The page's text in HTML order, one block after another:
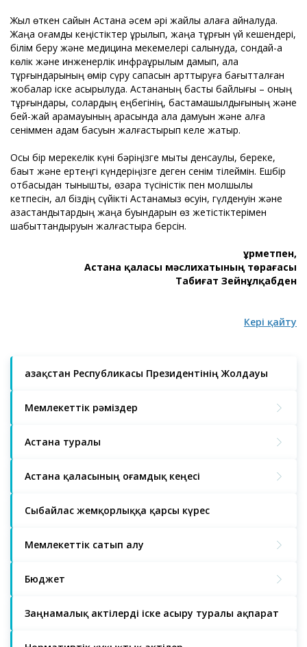
Қазақстан Республикасы Президентінің Жолдауы
Мемлекеттік рәміздер
Астана туралы
Астана қаласының Қоғамдық кеңесі
Сыбайлас жемқорлыққа қарсы күрес
Мемлекеттік сатып алу
Бюджет
Заңнамалық актілерді іске асыру туралы ақпарат
Жыл өткен сайын Астана әсем әрі жайлы қалаға айналуда.
Жаңа қоғамдық кеңістіктер құрылып, жаңа тұрғын үй кешендері,
білім беру және медицина мекемелері салынуда, сондай-ақ
көлік және инженерлік инфрақұрылым дамып, қала
тұрғындарының өмір сүру сапасын арттыруға бағытталған
жобалар іске асырылуда. Астананың басты байлығы – оның
тұрғындары, солардың еңбегінің, бастамашылдығының және
бей-жай қарамауының арқасында қала дамуын және алға
сеніммен қадам басуын жалғастырып келе жатыр.
Осы бір мерекелік күні бәріңізге мықты денсаулық, береке,
бақыт және ертеңгі күндеріңізге деген сенім тілеймін. Ешбір
отбасыдан тыныштық, өзара түсіністік пен молшылық
кетпесін, ал біздің сүйікті Астанамыз өсуін, гүлденуін және
қазақстандықтардың жаңа буындарын өз жетістіктерімен
шабыттандыруын жалғастыра берсін.
Құрметпен,
Астана қаласы мәслихатының төрағасы
Табиғат Зейнұлқабден
Кері қайту